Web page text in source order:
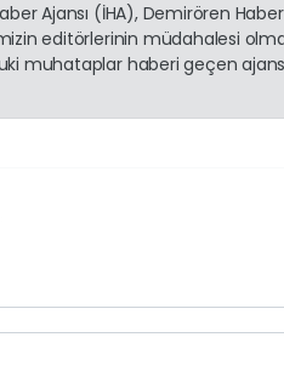
Ajansı (İHA), Demirören
editörlerinin müdahalesi
muhataplar haberi geçen